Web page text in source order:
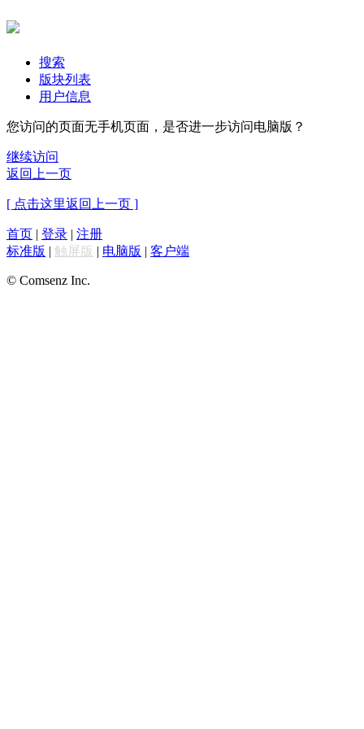
搜索
版块列表
用户信息
您访问的页面无手机页面，是否进一步访问电脑版？
继续访问
返回上一页
[ 点击这里返回上一页 ]
首页 | 登录 | 注册
标准版 | 触屏版 | 电脑版 | 客户端
© Comsenz Inc.